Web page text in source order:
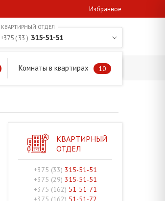
Избранное
Комнаты в квартирах 10
+375 ( 33 ) 315-51-51
КВАРТИРНЫЙ
ОТДЕЛ
+375 (33) 315-51-51
+375 (29) 315-51-51
+375 (162) 51-51-71
+375 (162) 51-51-72